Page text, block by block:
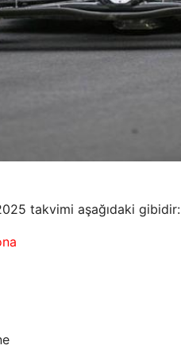
takvimi aşağıdaki gibidir: